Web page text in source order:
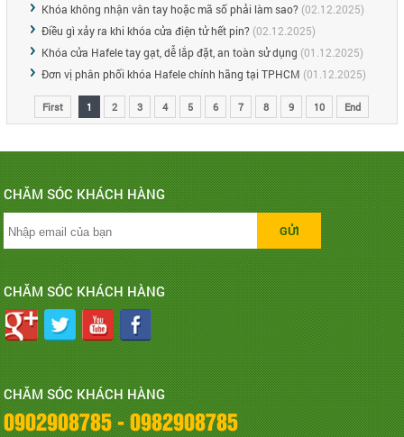
Khóa không nhận vân tay hoặc mã số phải làm sao?(02.12.2025)
Điều gì xảy ra khi khóa cửa điện tử hết pin?(02.12.2025)
Khóa cửa Hafele tay gạt, dễ lắp đặt, an toàn sử dụng (01.12.2025)
Đơn vị phân phối khóa Hafele chính hãng tại TPHCM (01.12.2025)
First 1 2 3 4 5 6 7 8 9 10 End
CHĂM SÓC KHÁCH HÀNG
CHĂM SÓC KHÁCH HÀNG
CHĂM SÓC KHÁCH HÀNG
0902908785 - 0982908785